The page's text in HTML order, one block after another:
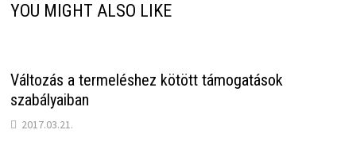
YOU MIGHT ALSO LIKE
Változás a termeléshez kötött támogatások
szabályaiban
2017.03.21.